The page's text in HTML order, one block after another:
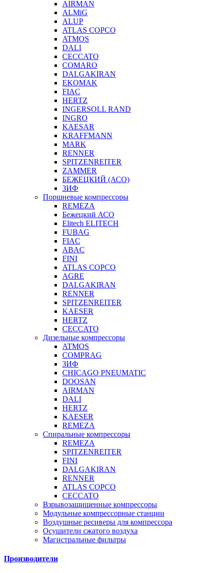
AIRMAN
ALMiG
ALUP
ATLAS COPCO
ATMOS
DALI
CECCATO
COMARO
DALGAKIRAN
EKOMAK
FIAC
HERTZ
INGERSOLL RAND
INGRO
KAESAR
KRAFFMANN
MARK
RENNER
SPITZENREITER
ZAMMER
БЕЖЕЦКИЙ (АСО)
ЗИФ
Поршневые компрессоры
REMEZA
Бежецкий АСО
Elitech ELITECH
FUBAG
FIAC
ABAC
FINI
ATLAS COPCO
AGRE
DALGAKIRAN
RENNER
SPITZENREITER
KAESER
HERTZ
CECCATO
Дизельные компрессоры
ATMOS
COMPRAG
ЗИФ
CHICAGO PNEUMATIC
DOOSAN
AIRMAN
DALI
HERTZ
KAESER
REMEZA
Спиральные компрессоры
REMEZA
SPITZENREITER
FINI
DALGAKIRAN
RENNER
ATLAS COPCO
CECCATO
Взрывозащищенные компрессоры
Модульные компрессорные станции
Воздушные ресиверы для компрессора
Осушители сжатого воздуха
Магистральные фильтры
Производители